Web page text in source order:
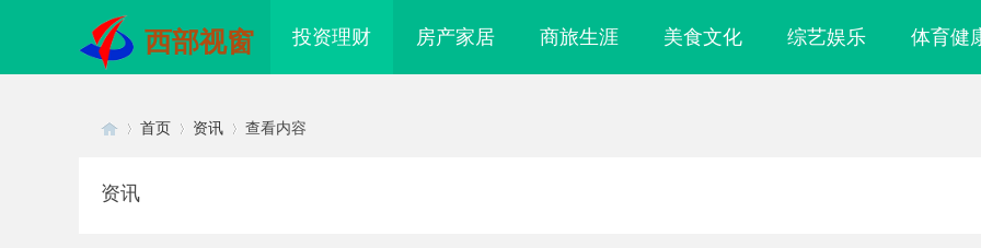
西部视窗 投资理财 房产家居 商旅生涯 美食文化 综艺娱乐 体育健
首页 资讯 查看内容
资讯